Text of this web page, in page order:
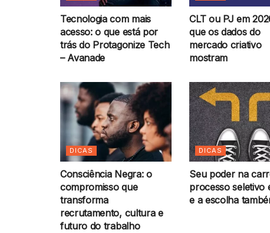
Tecnologia com mais
acesso: o que está por
trás do Protagonize Tech
– Avanade
CLT ou PJ em
que os dados do
mercado criativo
mostram
DICAS
Consciência Negra: o
compromisso que
transforma
recrutamento, cultura e
futuro do trabalho
DICAS
Seu poder na
processo seletivo
e a escolha